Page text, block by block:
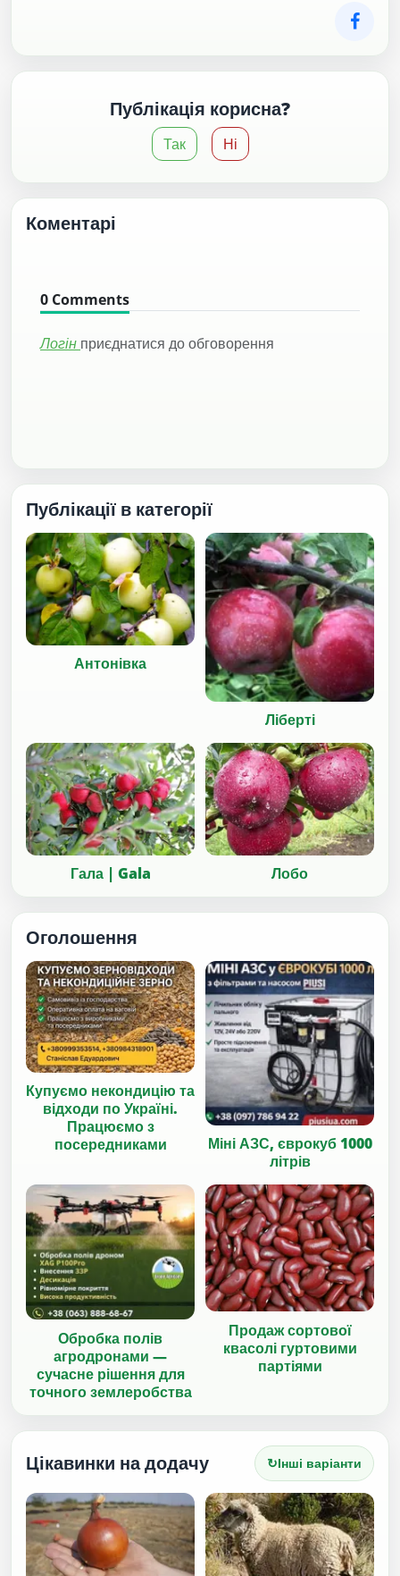
Публікація корисна?
Так Ні
Коментарі
0 Comments
Логін приєднатися до обговорення
Публікації в категорії
Антонівка
Ліберті
Гала | Gala Лобо
Оголошення
Купуємо некондицію та
відходи по Україні.
Працюємо з
посередниками
Міні АЗС, єврокуб 1000
літрів
Обробка полів
агродронами —
сучасне рішення для
точного землеробства
Продаж сортової
квасолі гуртовими
партіями
Цікавинки на додачу ↻Інші варіанти